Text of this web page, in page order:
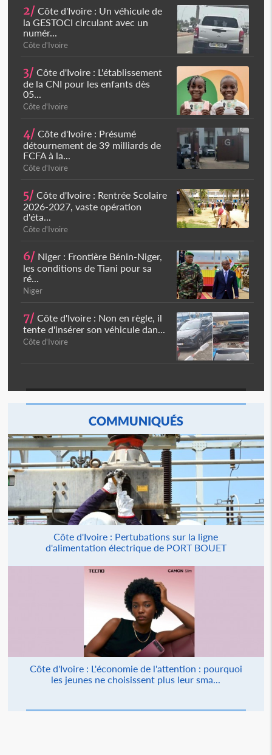
2/ Côte d'Ivoire : Un véhicule de
la GESTOCI circulant avec un
numér...
Côte d'Ivoire
3/ Côte d'Ivoire : L'établissement
de la CNI pour les enfants dès
05...
Côte d'Ivoire
4/ Côte d'Ivoire : Présumé
détournement de 39 milliards de
FCFA à la...
Côte d'Ivoire
5/ Côte d'Ivoire : Rentrée Scolaire
2026-2027, vaste opération
d'éta...
Côte d'Ivoire
6/ Niger : Frontière Bénin-Niger,
les conditions de Tiani pour sa
ré...
Niger
7/ Côte d'Ivoire : Non en règle, il
tente d'insérer son véhicule dan...
Côte d'Ivoire
COMMUNIQUÉS
Côte d'Ivoire : Pertubations sur la ligne
d'alimentation électrique de PORT BOUET
Côte d'Ivoire : L'économie de l'attention : pourquoi
les jeunes ne choisissent plus leur sma...